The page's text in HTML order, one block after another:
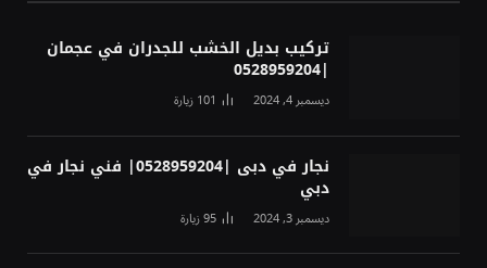
تركيب بديل الخشب للجدران في عجمان
|0528959204
ديسمبر 4, 2024 101زيارة
نجار في دبى |0528959204| فني نجار في
دبي
ديسمبر 3, 2024 95زيارة